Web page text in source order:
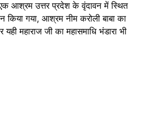
एक आश्रम उत्तर प्रदेश के वृंदावन में स्थित
गया, आश्रम नीम करोली बाबा का
यही महाराज जी का महासमाधि भंडारा भी